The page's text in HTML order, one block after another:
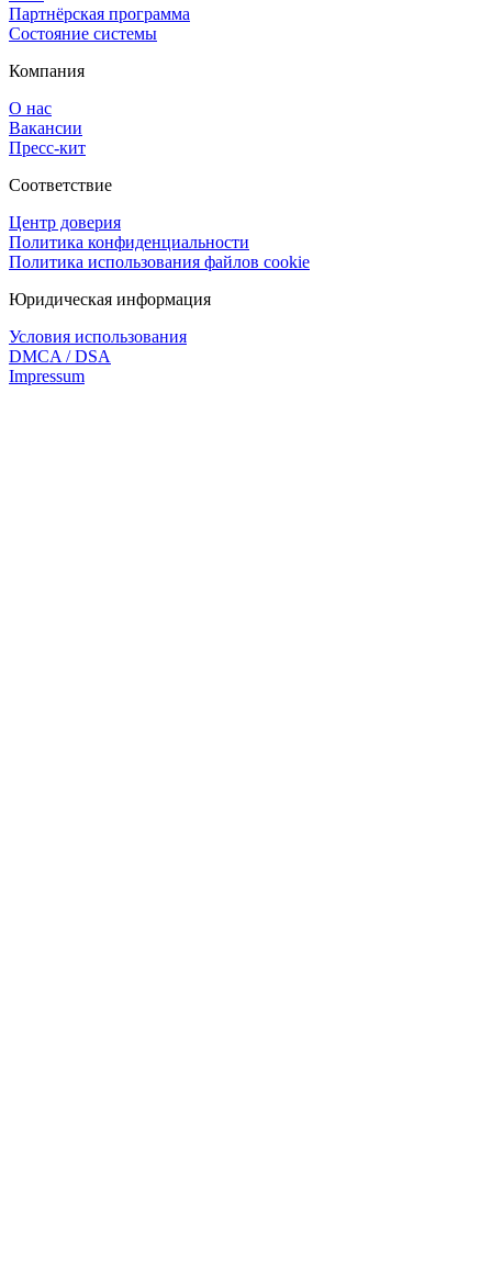
Партнёрская программа
Состояние системы
Компания
О нас
Вакансии
Пресс-кит
Соответствие
Центр доверия
Политика конфиденциальности
Политика использования файлов cookie
Юридическая информация
Условия использования
DMCA / DSA
Impressum